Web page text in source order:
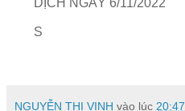
DỊCH NGÀY 6/11/2022
S
NGUYỄN THỊ VINH vào lúc 20:47